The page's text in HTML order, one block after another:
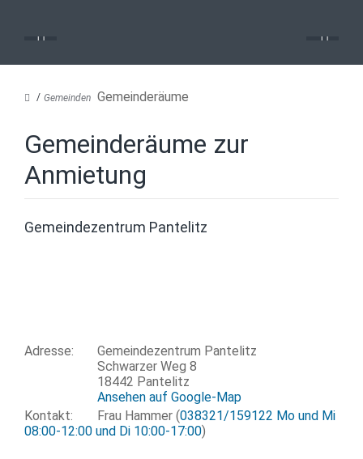
Gemeinden Gemeinderäume
Gemeinderäume zur
Anmietung
Gemeindezentrum Pantelitz
Adresse:
Gemeindezentrum Pantelitz
Schwarzer Weg 8
18442 Pantelitz
Ansehen auf Google-Map
Kontakt:
Frau Hammer (038321/159122 Mo und Mi
08:00-12:00 und Di 10:00-17:00)